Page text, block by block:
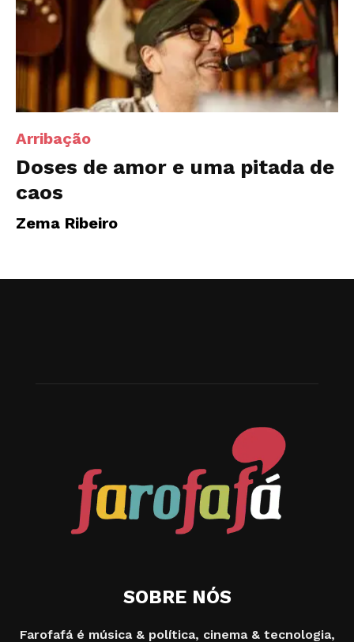
Arribação
Doses de amor e uma pitada de
caos
Zema Ribeiro
SOBRE NÓS
Farofafá é música & política, cinema & tecnologia,